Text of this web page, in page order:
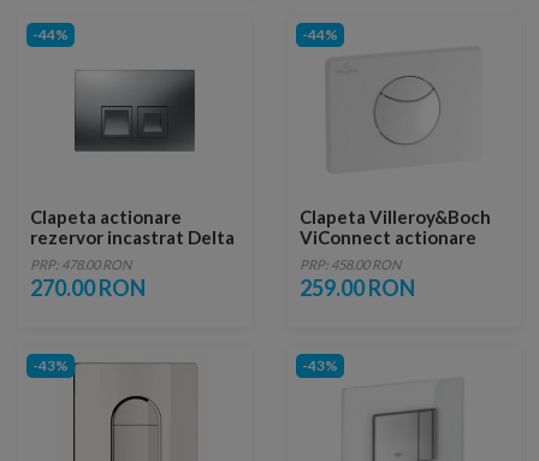
-44%
Clapeta actionare
rezervor incastrat Delta
35 Crom Mat
PRP: 478.00 RON
270.00 RON
-44%
Clapeta Villeroy&Boch
ViConnect actionare
dubla alb
PRP: 458.00 RON
259.00 RON
-43% -43%